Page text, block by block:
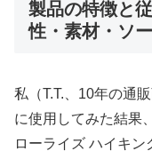
製品の特徴と
性・素材・ソ
私（T.T.、10年の通
に使用してみた結果
ローライズ ハイキ